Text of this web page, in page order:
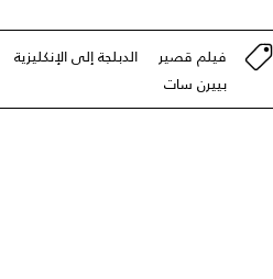
فيلم قصير الدبلجة إلى الإنكليزية
بييرن سات